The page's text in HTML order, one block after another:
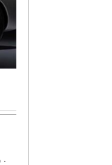
والوصول إلى النهاية جميلة دون توليد الخدوش العميقة .